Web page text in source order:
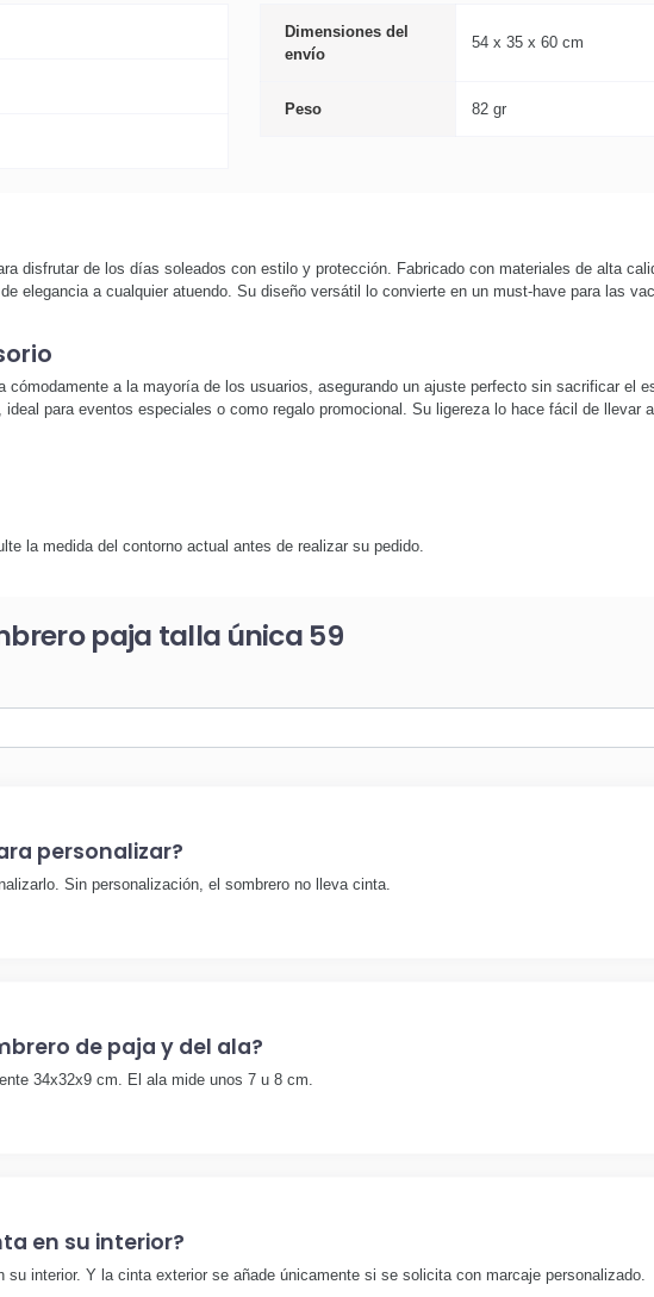
Dimensiones del
envío
54 x 35 x 60 cm
Peso 82 gr
disfrutar de los días soleados con estilo y protección. Fabricado con materiales de alta
elegancia a cualquier atuendo. Su diseño versátil lo convierte en un must-have para las
cómodamente a la mayoría de los usuarios, asegurando un ajuste perfecto sin sacrificar el
para eventos especiales o como regalo promocional. Su ligereza lo hace fácil de llevar
la medida del contorno actual antes de realizar su pedido.
paja talla única 59
personalizar?
Sin personalización, el sombrero no lleva cinta.
de paja y del ala?
34x32x9 cm. El ala mide unos 7 u 8 cm.
en su interior?
interior. Y la cinta exterior se añade únicamente si se solicita con marcaje personalizado.